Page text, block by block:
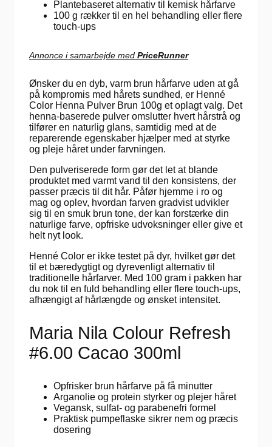
Plantebaseret alternativ til kemisk hårfarve
100 g rækker til en hel behandling eller flere
touch-ups
Annonce i samarbejde med PriceRunner
Ønsker du en dyb, varm brun hårfarve uden at gå
på kompromis med hårets sundhed, er Henné
Color Henna Pulver Brun 100g et oplagt valg. Det
henna-baserede pulver omslutter hvert hårstrå og
tilfører en naturlig glans, samtidig med at de
reparerende egenskaber hjælper med at styrke
og pleje håret under farvningen.
Den pulveriserede form gør det let at blande
produktet med varmt vand til den konsistens, der
passer præcis til dit hår. Påfør hjemme i ro og
mag og oplev, hvordan farven gradvist udvikler
sig til en smuk brun tone, der kan forstærke din
naturlige farve, opfriske udvoksninger eller give et
helt nyt look.
Henné Color er ikke testet på dyr, hvilket gør det
til et bæredygtigt og dyrevenligt alternativ til
traditionelle hårfarver. Med 100 gram i pakken har
du nok til en fuld behandling eller flere touch-ups,
afhængigt af hårlængde og ønsket intensitet.
Maria Nila Colour Refresh
#6.00 Cacao 300ml
Opfrisker brun hårfarve på få minutter
Arganolie og protein styrker og plejer håret
Vegansk, sulfat- og parabenefri formel
Praktisk pumpeflaske sikrer nem og præcis
dosering